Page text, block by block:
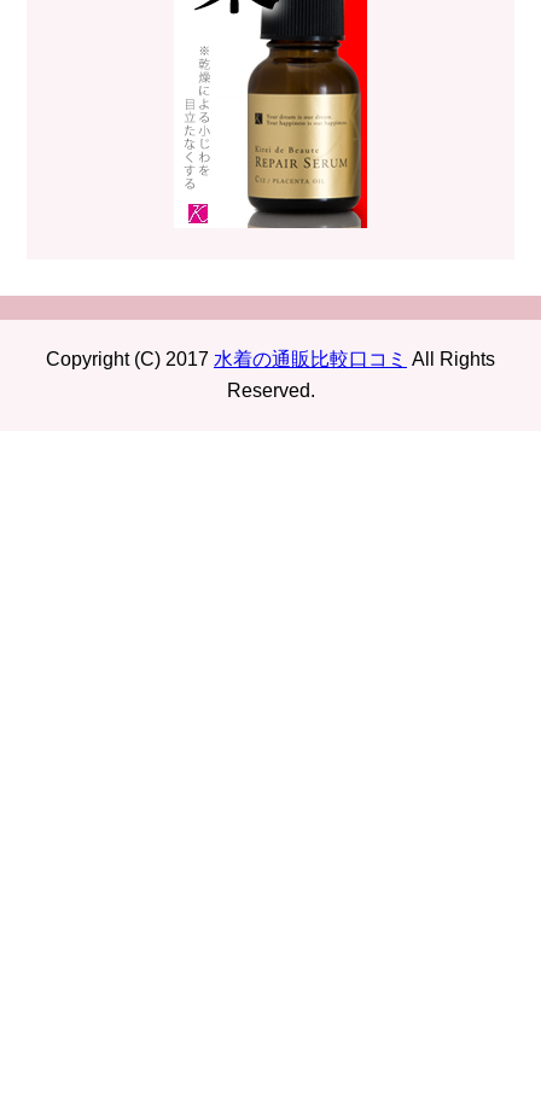
Copyright (C) 2017 水着の通販比較口コミ All Rights
Reserved.